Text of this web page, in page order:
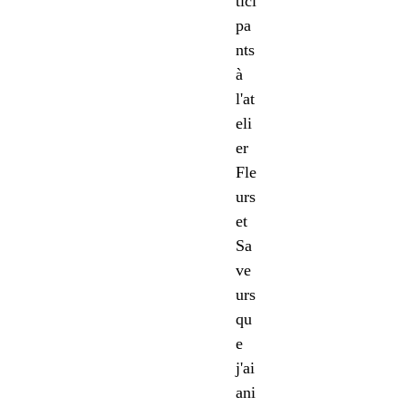
pa
nts
à
l'at
eli
er
Fle
urs
et
Sa
ve
urs
qu
e
j'ai
ani